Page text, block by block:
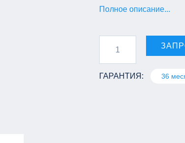
Полное описание...
ГАРАНТИЯ: 36